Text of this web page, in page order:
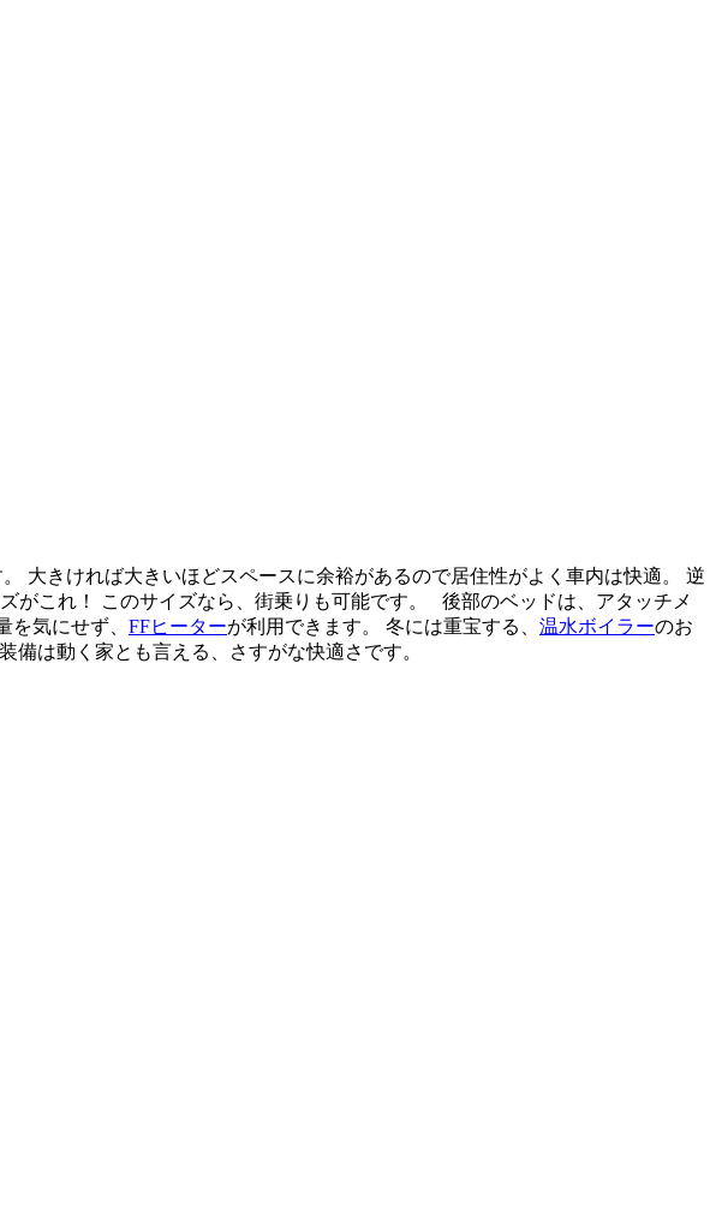
。 大きければ大きいほどスペースに余裕があるので居住性がよく車内は快適。 逆
がこれ！ このサイズなら、街乗りも可能です。 後部のベッドは、アタッチメ
を気にせず、 FFヒーターが利用できます。 冬には重宝する、 温水ボイラーのお
備は動く家とも言える、さすがな快適さです。